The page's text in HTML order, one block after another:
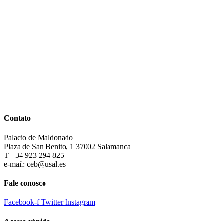
Contato
Palacio de Maldonado
Plaza de San Benito, 1 37002 Salamanca
T +34 923 294 825
e-mail: ceb@usal.es
Fale conosco
Facebook-f Twitter Instagram